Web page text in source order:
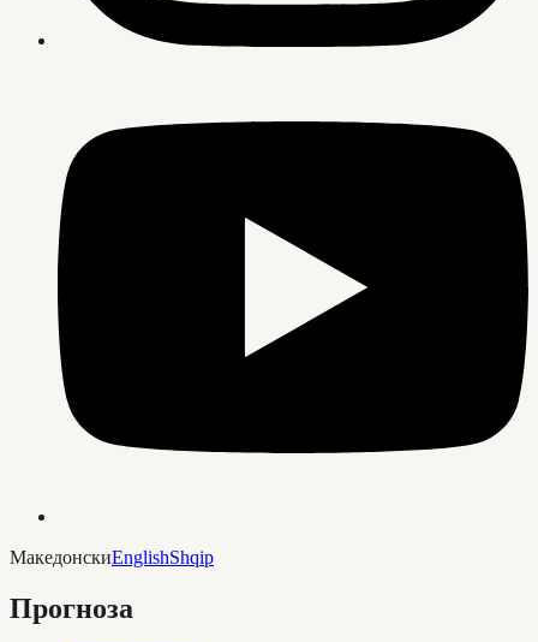
МакедонскиEnglishShqip
Прогноза